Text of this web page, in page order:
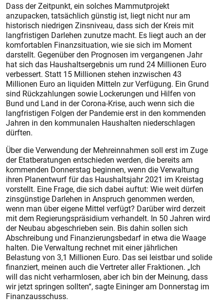
Dass der Zeitpunkt, ein solches Mammutprojekt
anzupacken, tatsächlich günstig ist, liegt nicht nur am
historisch niedrigen Zinsniveau, dass sich der Kreis mit
langfristigen Darlehen zunutze macht. Es liegt auch an der
komfortablen Finanzsituation, wie sie sich im Moment
darstellt. Gegenüber den Prognosen im vergangenen Jahr
hat sich das Haushaltsergebnis um rund 24 Millionen Euro
verbessert. Statt 15 Millionen stehen inzwischen 43
Millionen Euro an liquiden Mitteln zur Verfügung. Ein Grund
sind Rückzahlungen sowie Lockerungen und Hilfen von
Bund und Land in der Corona-Krise, auch wenn sich die
langfristigen Folgen der Pandemie erst in den kommenden
Jahren in den kommunalen Haushalten niederschlagen
dürften.
Über die Verwendung der Mehreinnahmen soll erst im Zuge
der Etatberatungen entschieden werden, die bereits am
kommenden Donnerstag beginnen, wenn die Verwaltung
ihren Planentwurf für das Haushaltsjahr 2021 im Kreistag
vorstellt. Eine Frage, die sich dabei auftut: Wie weit dürfen
zinsgünstige Darlehen in Anspruch genommen werden,
wenn man über eigene Mittel verfügt? Darüber wird derzeit
mit dem Regierungspräsidium verhandelt. In 50 Jahren wird
der Neubau abgeschrieben sein. Bis dahin sollen sich
Abschreibung und Finanzierungsbedarf in etwa die Waage
halten. Die Verwaltung rechnet mit einer jährlichen
Belastung von 3,1 Millionen Euro. Das sei leistbar und solide
finanziert, meinen auch die Vertreter aller Fraktionen. „Ich
will das nicht verharmlosen, aber ich bin der Meinung, dass
wir jetzt springen sollten“, sagte Eininger am Donnerstag im
Finanzausschuss.